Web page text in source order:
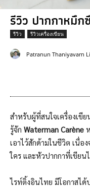
รีวิว ปากกาหมึ
รีวิว รีวิวเครื่องเขียน
Patranun Thaniyavarn
สำหรับผู้ที่สนใจเครื่องเขี
รู้จัก Waterman Carène
เอาไว้สักด้ามในชีวิต เนื่
ใคร และหัวปากกาที่เขีย
ไรท์ติ้งอินไทย มีโอกาสไ